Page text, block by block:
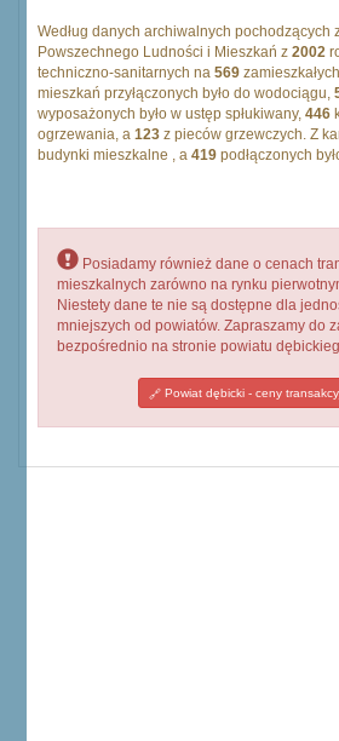
Według danych archiwalnych pochodzących
Powszechnego Ludności i Mieszkań z 2002
techniczno-sanitarnych na 569
mieszkań przyłączonych było do wodociągu,
wyposażonych było w ustęp spłukiwany, 446
ogrzewania, a 123 z pieców grzewczych. Z
budynki mieszkalne , a 419 podłączonych
Posiadamy również dane o cenach
mieszkalnych zarówno na rynku
Niestety dane te nie są dostępne dla
mniejszych od powiatów. Zapraszamy do
bezpośrednio na stronie powiatu
Powiat dębicki - ceny